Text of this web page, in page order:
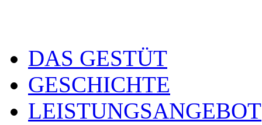
DAS GESTÜT
GESCHICHTE
LEISTUNGSANGEBOT